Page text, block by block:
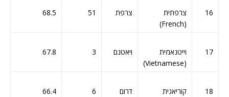
16
צרפתית
(French)
צרפת 51
68.5
17
וייטנאמית
(Vietnamese)
ויאטנם 3
67.8
18
קוריאנית
דרום
6
66.4